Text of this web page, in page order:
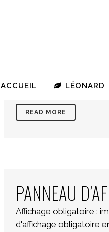
ACCUEIL LÉONARD
coulissantes, baies
READ MORE
PANNEAU
Affichage obligatoire :
d'affichage obligatoire